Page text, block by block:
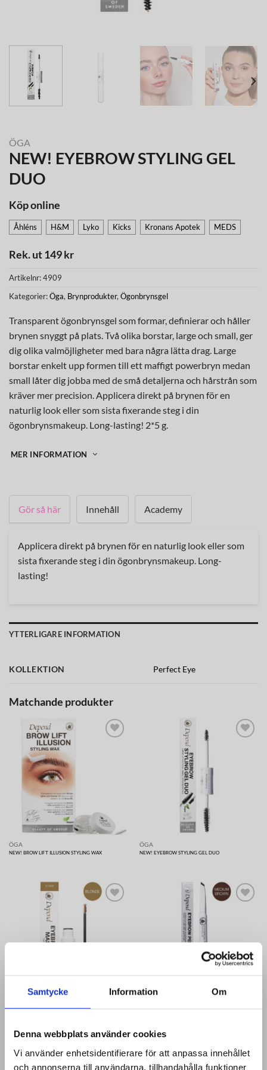
×
Samtycke Information Om
Denna webbplats använder cookies
Vi använder enhetsidentifierare för att anpassa innehållet
och annonserna till användarna, tillhandahålla funktioner
ÖGA
NEW! EYEBROW STYLING GEL
DUO
Köp online
Åhléns H&M Lyko Kicks Kronans Apotek MEDS
Rek. ut 149 kr
Artikelnr:4909
Kategorier:Öga, Brynprodukter, Ögonbrynsgel
Transparent ögonbrynsgel som formar, definierar och håller
brynen snyggt på plats. Två olika borstar, large och small, ger
dig olika valmöjligheter med bara några lätta drag. Large
borstar enkelt upp formen till ett maffigt powerbryn medan
small låter dig jobba med de små detaljerna och hårstrån som
kräver mer precision. Applicera direkt på brynen för en
naturlig look eller som sista fixerande steg i din
ögonbrynsmakeup. Long-lasting! 2*5 g.
MER INFORMATION
Gör så här Innehåll Academy
Applicera direkt på brynen för en naturlig look eller som
sista fixerande steg i din ögonbrynsmakeup. Long-
lasting!
YTTERLIGARE INFORMATION
KOLLEKTION Perfect Eye
Matchande produkter
ÖGA
NEW! BROW LIFT ILLUSION STYLING WAX
ÖGA
NEW! EYEBROW STYLING GEL DUO
ÖGA ÖGA